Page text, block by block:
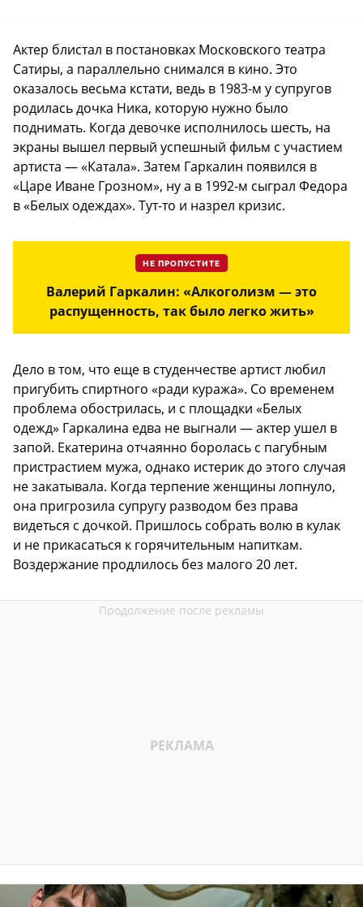
Актер блистал в постановках Московского театра
Сатиры, а параллельно снимался в кино. Это
оказалось весьма кстати, ведь в 1983-м у супругов
родилась дочка Ника, которую нужно было
поднимать. Когда девочке исполнилось шесть, на
экраны вышел первый успешный фильм с участием
артиста — «Катала». Затем Гаркалин появился в
«Царе Иване Грозном», ну а в 1992-м сыграл Федора
в «Белых одеждах». Тут-то и назрел кризис.
НЕ ПРОПУСТИТЕ
Валерий Гаркалин: «Алкоголизм — это
распущенность, так было легко жить»
Дело в том, что еще в студенчестве артист любил
пригубить спиртного «ради куража». Со временем
проблема обострилась, и с площадки «Белых
одежд» Гаркалина едва не выгнали — актер ушел в
запой. Екатерина отчаянно боролась с пагубным
пристрастием мужа, однако истерик до этого случая
не закатывала. Когда терпение женщины лопнуло,
она пригрозила супругу разводом без права
видеться с дочкой. Пришлось собрать волю в кулак
и не прикасаться к горячительным напиткам.
Воздержание продлилось без малого 20 лет.